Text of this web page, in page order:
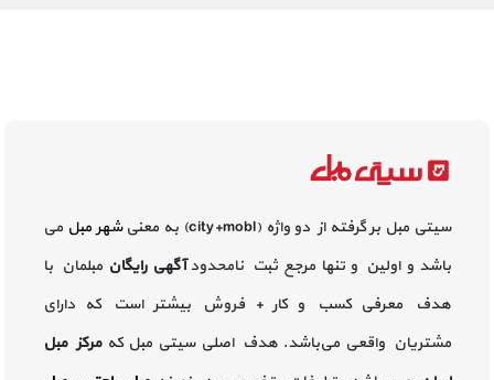
سیتی مبل بر گرفته از دو واژه (city+mobl) به معنی شهر مبل می
باشد و اولین و تنها مرجع ثبت نامحدودآگهی رایگان مبلمان با
هدف معرفی کسب و کار + فروش بیشتر است که دارای
مشتریان واقعی می‌باشد. هدف اصلی سیتی مبل کهمرکز مبل